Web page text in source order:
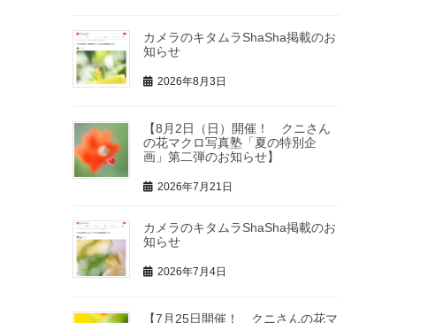
カメラのキタムラShaSha掲載のお
知らせ
2026年8月3日
【8月2日（日）開催！ クニさん
の花マクロ写真塾「夏の特別企
画」第二弾のお知らせ】
2026年7月21日
カメラのキタムラShaSha掲載のお
知らせ
2026年7月4日
【7月25日開催！ クニさんの花マ